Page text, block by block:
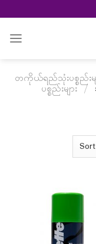
to
content
တကိုယ်ရည်သုံးပစ္စည်းမျ
ပစ္စည်းများ /